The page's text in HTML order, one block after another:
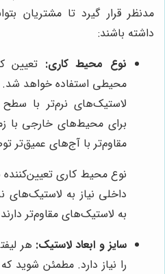
مدنظر قرار گیرد تا مشتریان
داشته باشند:
نوع محیط کاری: تعیین
محیطی استفاده خواهد
لاستیک‌های نرم‌تر با
برای محیط‌های خارجی با
مقاوم‌تر با آج‌های عمیق‌تر
نوع محیط کاری
داخلی نیاز به لاستیک‌های
به لاستیک‌های مقاوم‌تر
سایز و ابعاد لاستیک: هر
را نیاز دارد. مطمئن شوید